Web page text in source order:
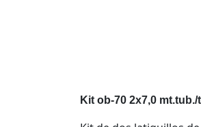
Kit ob-70 2x7,0